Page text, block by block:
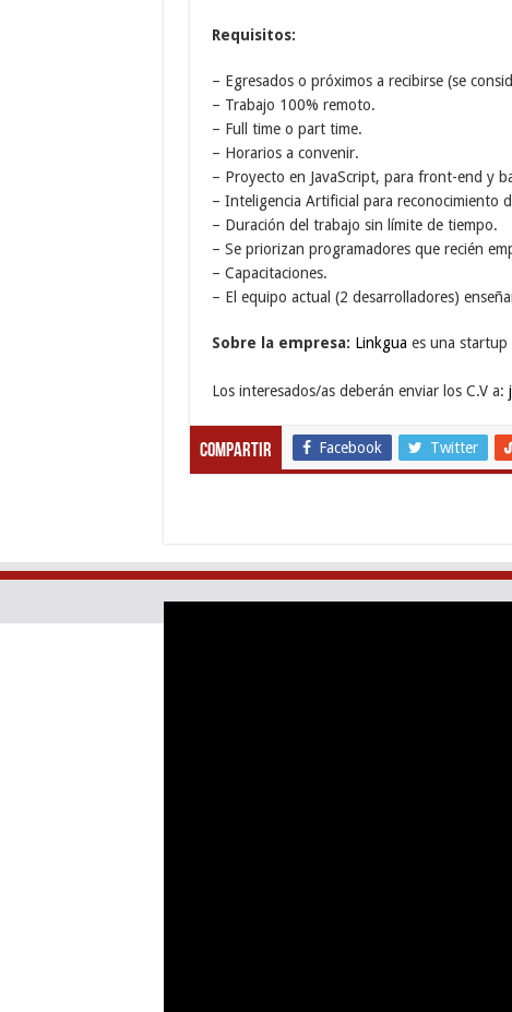
Requisitos:
– Egresados o próximos a recibirse (se
– Trabajo 100% remoto.
– Full time o part time.
– Horarios a convenir.
– Proyecto en JavaScript, para front-end y
– Inteligencia Artificial para reconocimiento
– Duración del trabajo sin límite de tiempo.
– Se priorizan programadores que recién
– Capacitaciones.
– El equipo actual (2 desarrolladores)
Sobre la empresa: Linkgua es una startup
Los interesados/as deberán enviar los C.V a:
Compartir Facebook Twitter